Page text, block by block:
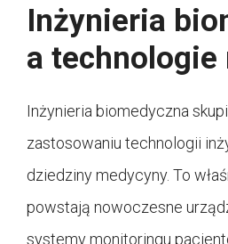
Inżynieria
a technologie
Inżynieria biomedyczna
zastosowaniu technologii
dziedziny medycyny. To
powstają nowoczesne
systemy monitoringu